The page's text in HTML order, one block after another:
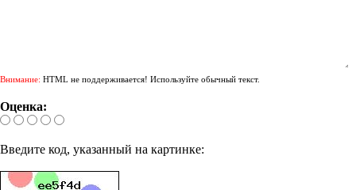
Внимание: HTML не поддерживается! Используйте обычный текст.
Оценка:
Введите код, указанный на картинке: